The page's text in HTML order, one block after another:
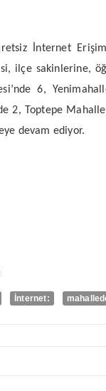
İnternet
ilçe sakinlerine,
6,
2, Toptepe
devam ediyor.
İnternet: